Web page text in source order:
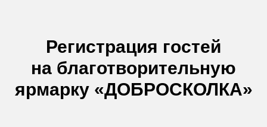
Регистрация гостей
на благотворительную
ярмарку «ДОБРОСКОЛКА»